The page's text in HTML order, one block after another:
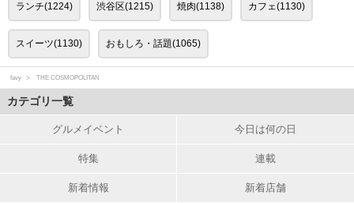
ランチ(1224) 渋谷区(1215) 焼肉(1138) カフェ(1130)
スイーツ(1130) おもしろ・話題(1065)
favy THE COSMOPOLITAN
カテゴリ一覧
グルメイベント 今日は何の日
特集 連載
新着情報 新着店舗